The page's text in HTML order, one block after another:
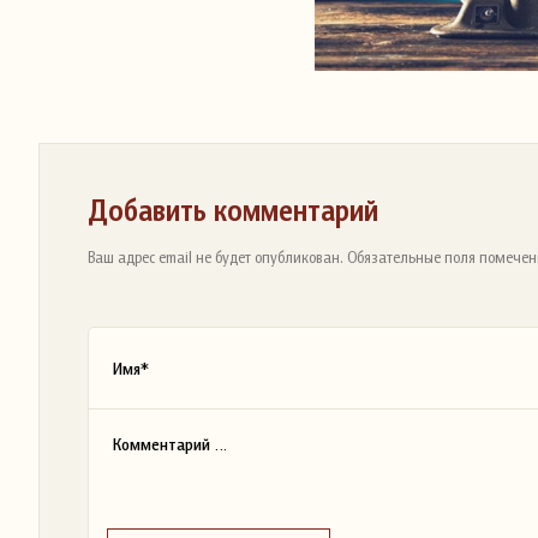
Добавить комментарий
Ваш адрес email не будет опубликован. Обязательные поля